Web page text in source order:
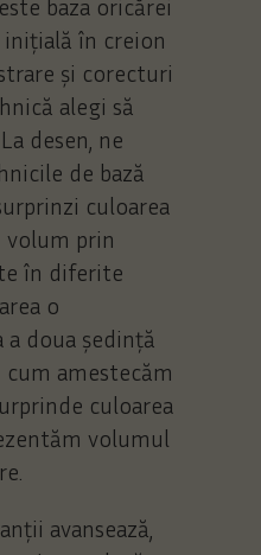
baza oricărei
în creion
și corecturi
alegi să
desen, ne
de bază
culoarea
volum prin
în diferite
o
doua ședință
amestecăm
culoarea
volumul
avansează,